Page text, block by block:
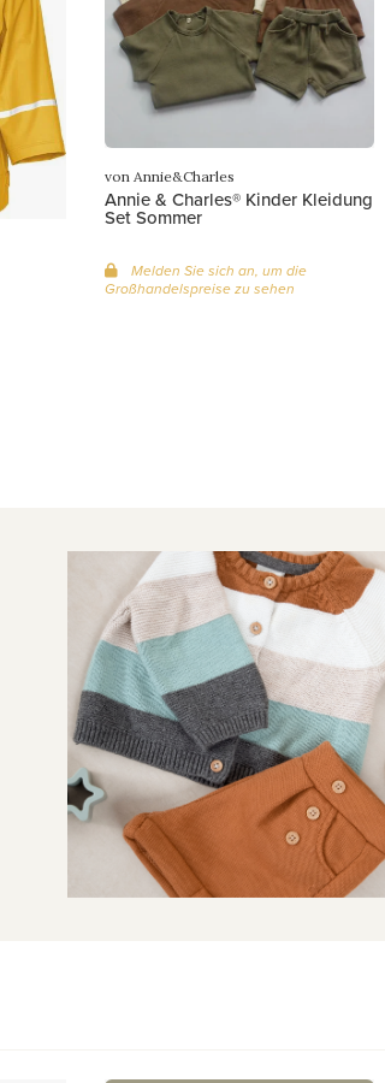
von Annie&Charles
Annie & Charles® Kinder Kleidung
Set Sommer
Melden Sie sich an, um die
Großhandelspreise zu sehen